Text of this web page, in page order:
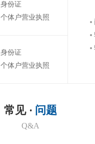
身份证
个体户营业执照
身份证
个体户营业执照
常见 · 问题
Q&A